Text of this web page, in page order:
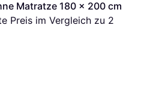
Matratze 180 x 200 cm
Preis im Vergleich zu 2